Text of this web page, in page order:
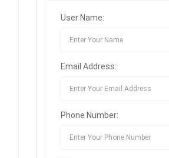
User Name:
Email Address:
Phone Number: